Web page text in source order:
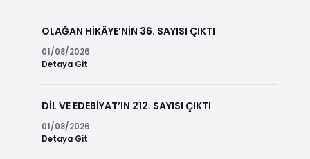
OLAĞAN HİKÂYE’NİN 36. SAYISI ÇIKTI
01/08/2026
Detaya Git
DİL VE EDEBİYAT’IN 212. SAYISI ÇIKTI
01/08/2026
Detaya Git